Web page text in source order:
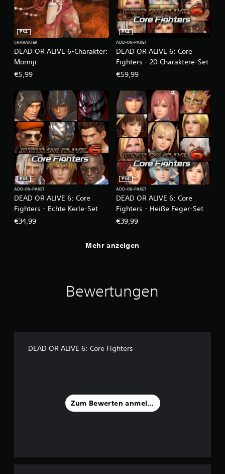
DEAD OR ALIVE 6-Charakter:
Momiji
PS4
CHARAKTER
€5,99
DEAD OR ALIVE 6: Core
Fighters - 20 Charaktere-Set
PS4
ADD-ON-PAKET
€59,99
DEAD OR ALIVE 6: Core
Fighters - Echte Kerle-Set
PS4
ADD-ON-PAKET
€34,99
DEAD OR ALIVE 6: Core
Fighters - Heiße Feger-Set
PS4
ADD-ON-PAKET
€39,99
Mehr anzeigen
Bewertungen
DEAD OR ALIVE 6: Core Fighters
Zum Bewerten anmelden